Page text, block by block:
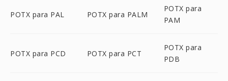
POTX para PAL POTX para PALM
POTX para
PAM
POTX para PCD POTX para PCT
POTX para
PDB